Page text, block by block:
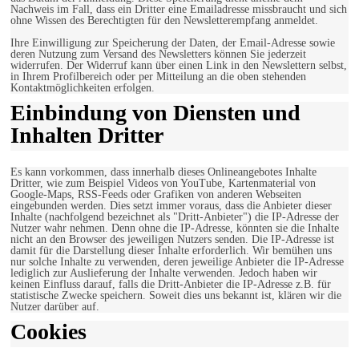
Nachweis im Fall, dass ein Dritter eine Emailadresse missbraucht und sich
ohne Wissen des Berechtigten für den Newsletterempfang anmeldet.
Ihre Einwilligung zur Speicherung der Daten, der Email-Adresse sowie
deren Nutzung zum Versand des Newsletters können Sie jederzeit
widerrufen. Der Widerruf kann über einen Link in den Newslettern selbst,
in Ihrem Profilbereich oder per Mitteilung an die oben stehenden
Kontaktmöglichkeiten erfolgen.
Einbindung von Diensten und
Inhalten Dritter
Es kann vorkommen, dass innerhalb dieses Onlineangebotes Inhalte
Dritter, wie zum Beispiel Videos von YouTube, Kartenmaterial von
Google-Maps, RSS-Feeds oder Grafiken von anderen Webseiten
eingebunden werden. Dies setzt immer voraus, dass die Anbieter dieser
Inhalte (nachfolgend bezeichnet als "Dritt-Anbieter") die IP-Adresse der
Nutzer wahr nehmen. Denn ohne die IP-Adresse, könnten sie die Inhalte
nicht an den Browser des jeweiligen Nutzers senden. Die IP-Adresse ist
damit für die Darstellung dieser Inhalte erforderlich. Wir bemühen uns
nur solche Inhalte zu verwenden, deren jeweilige Anbieter die IP-Adresse
lediglich zur Auslieferung der Inhalte verwenden. Jedoch haben wir
keinen Einfluss darauf, falls die Dritt-Anbieter die IP-Adresse z.B. für
statistische Zwecke speichern. Soweit dies uns bekannt ist, klären wir die
Nutzer darüber auf.
Cookies